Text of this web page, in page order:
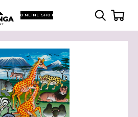
ONLINE SHOP